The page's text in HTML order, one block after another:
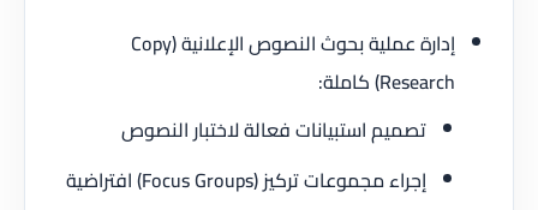
إدارة عملية بحوث النصوص الإعلانية (Copy
Research) كاملة:
تصميم استبيانات فعالة لاختبار النصوص
إجراء مجموعات تركيز (Focus Groups) افتراضية